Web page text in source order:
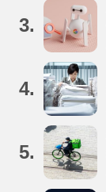
3.
4.
5.